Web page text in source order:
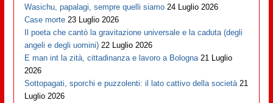
Wasichu, papalagi, sempre quelli siamo 24 Luglio 2026
Case morte 23 Luglio 2026
Il poeta che cantò la gravitazione universale e la caduta (degli
angeli e degli uomini) 22 Luglio 2026
E man int la zità, cittadinanza e lavoro a Bologna 21 Luglio
2026
Sottopagati, sporchi e puzzolenti: il lato cattivo della società 21
Luglio 2026